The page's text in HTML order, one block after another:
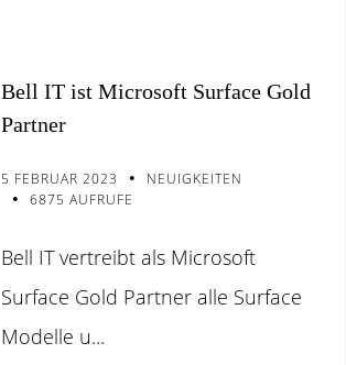
Bell IT ist Microsoft Surface Gold
Partner
5 FEBRUAR 2023
NEUIGKEITEN
6875 AUFRUFE
Bell IT vertreibt als Microsoft
Surface Gold Partner alle Surface
Modelle u...